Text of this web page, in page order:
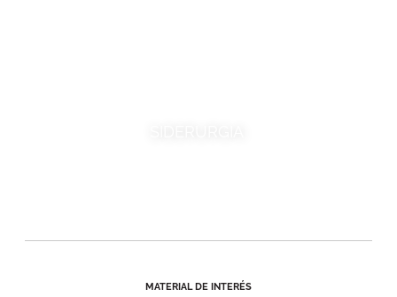
MATERIAL DE INTERÉS